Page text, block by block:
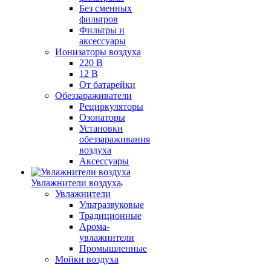
Без сменных
фильтров
Фильтры и
аксессуары
Ионизаторы воздуха
220 В
12 В
От батарейки
Обеззараживатели
Рециркуляторы
Озонаторы
Установки
обеззараживания
воздуха
Аксессуары
Увлажнители воздуха
Увлажнители
Ультразвуковые
Традиционные
Арома-
увлажнители
Промышленные
Мойки воздуха